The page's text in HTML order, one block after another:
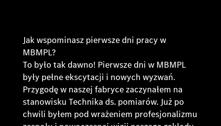
Jak wspominasz pierwsze dni pracy w
MBMPL?
To było tak dawno! Pierwsze dni w MBMPL
były pełne ekscytacji i nowych wyzwań.
Przygodę w naszej fabryce zaczynałem na
stanowisku Technika ds. pomiarów. Już po
chwili byłem pod wrażeniem profesjonalizmu